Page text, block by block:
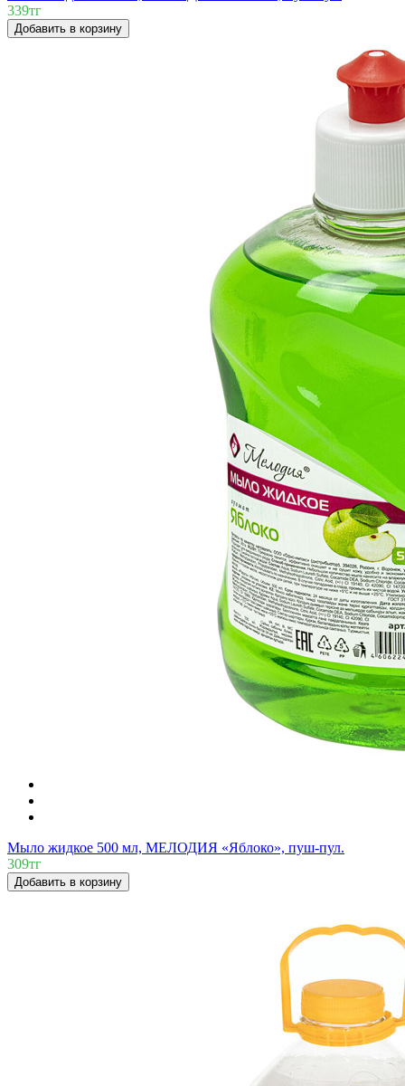
339тг
Добавить в корзину
Мыло жидкое 500 мл, МЕЛОДИЯ «Яблоко», пуш-пул.
309тг
Добавить в корзину